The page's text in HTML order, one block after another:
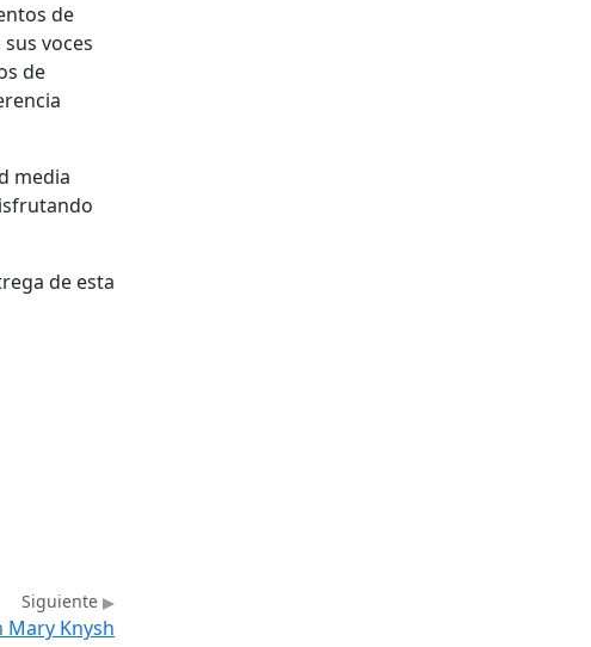
de
voces
de
media
de esta
Siguiente
Knysh